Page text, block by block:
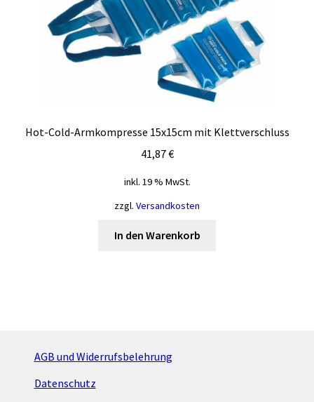
Hot-Cold-Armkompresse 15x15cm mit Klettverschluss
41,87€
inkl. 19 % MwSt.
zzgl. Versandkosten
In den Warenkorb
AGB und Widerrufsbelehrung
Datenschutz